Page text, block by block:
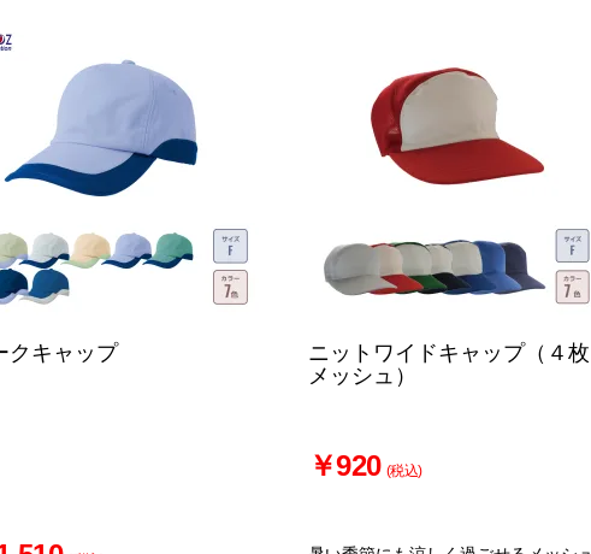
クキャップ
ニットワイドキャップ（４枚
メッシュ）
￥920 (税込)